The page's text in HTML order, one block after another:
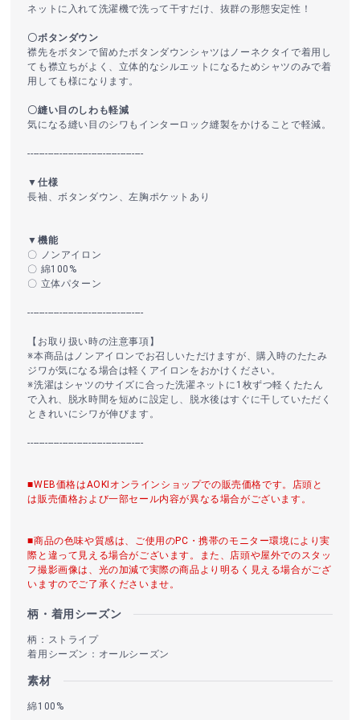
ネットに入れて洗濯機で洗って干すだけ、抜群の形態安定性！
〇ボタンダウン
襟先をボタンで留めたボタンダウンシャツはノーネクタイで着用し
ても襟立ちがよく、立体的なシルエットになるためシャツのみで着
用しても様になります。
〇縫い目のしわも軽減
気になる縫い目のシワもインターロック縫製をかけることで軽減。
----------------------------------------
▼仕様
長袖、ボタンダウン、左胸ポケットあり
▼機能
〇 ノンアイロン
〇 綿100%
〇 立体パターン
----------------------------------------
【お取り扱い時の注意事項】
※本商品はノンアイロンでお召しいただけますが、購入時のたたみ
ジワが気になる場合は軽くアイロンをおかけください。
※洗濯はシャツのサイズに合った洗濯ネットに1枚ずつ軽くたたん
で入れ、脱水時間を短めに設定し、脱水後はすぐに干していただく
ときれいにシワが伸びます。
----------------------------------------
■WEB価格はAOKIオンラインショップでの販売価格です。店頭と
は販売価格および一部セール内容が異なる場合がございます。
■商品の色味や質感は、ご使用のPC・携帯のモニター環境により実
際と違って見える場合がございます。また、店頭や屋外でのスタッ
フ撮影画像は、光の加減で実際の商品より明るく見える場合がござ
いますのでご了承くださいませ。
柄・着用シーズン
柄：ストライプ
着用シーズン：オールシーズン
素材
綿100%